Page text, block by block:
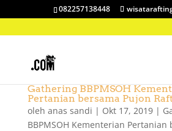
082257138448
Gathering BBPMSOH
Pertanian bersama Pujon
oleh anas sandi | Okt 17, 2019|
BBPMSOH Kementerian Pertanian